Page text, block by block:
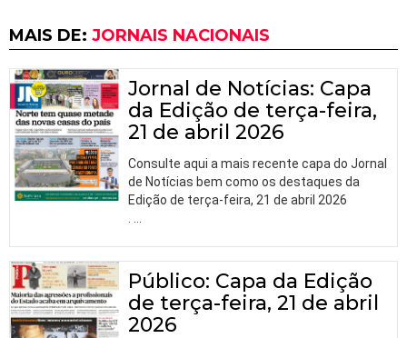
MAIS DE: JORNAIS NACIONAIS
Jornal de Notícias: Capa
da Edição de terça-feira,
21 de abril 2026
Consulte aqui a mais recente capa do Jornal
de Notícias bem como os destaques da
Edição de terça-feira, 21 de abril 2026
Público: Capa da Edição
de terça-feira, 21 de abril
2026